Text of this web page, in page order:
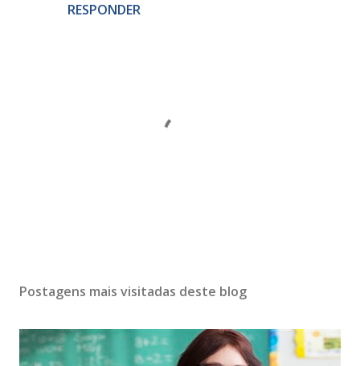
RESPONDER
s
r
u
Postagens mais visitadas deste blog